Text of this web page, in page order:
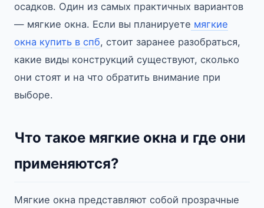
осадков. Один из самых практичных вариантов
— мягкие окна. Если вы планируете мягкие
окна купить в спб, стоит заранее разобраться,
какие виды конструкций существуют, сколько
они стоят и на что обратить внимание при
выборе.
Что такое мягкие окна и где они
применяются?
Мягкие окна представляют собой прозрачные